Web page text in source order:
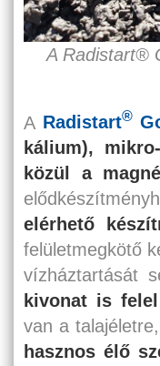
A Radistart®
A Radistart®
kálium),
közül a
elérhető
felületmegkötő
vízháztartását
kivonat is
van a
hasznos élő